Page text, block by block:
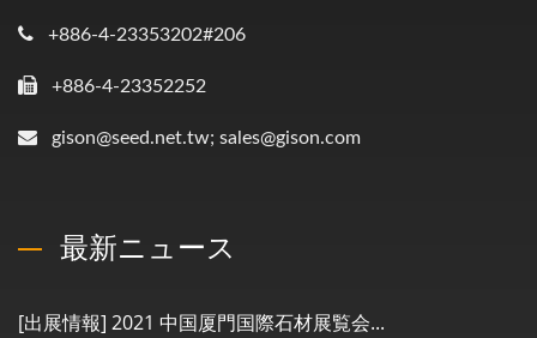
+886-4-23353202#206
+886-4-23352252
gison@seed.net.tw; sales@gison.com
最新ニュース
[出展情報] 2021 中国厦門国際石材展覧会...